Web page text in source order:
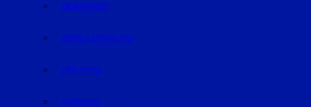
GESUNDHEIT
REISE & ERHOLUNG
LIFE-STYLE
KARRIERE